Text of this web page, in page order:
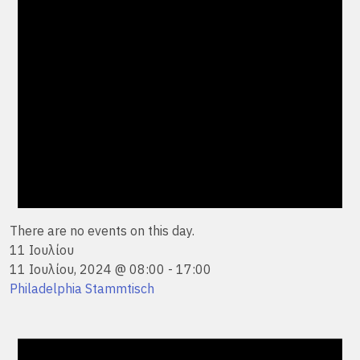
There are no events on this day.
11 Ιουλίου
11 Ιουλίου, 2024 @ 08:00 - 17:00
Philadelphia Stammtisch